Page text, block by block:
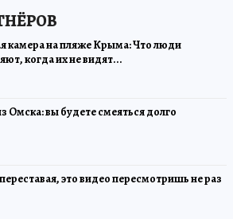
камера на пляже Крыма: Что люди
когда их не видят...
Омска: вы будете смеяться долго
это видео пересмотришь не раз